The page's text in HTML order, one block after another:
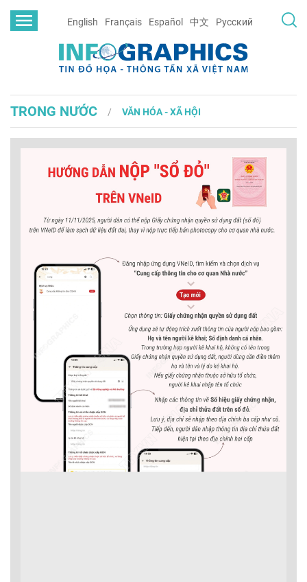
English Français Español 中文 Русский
TRONG NƯỚC VĂN HÓA - XÃ HỘI